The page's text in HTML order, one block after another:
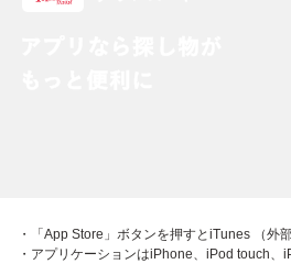
・「App Store」ボタンを押すとiTunes （外
・アプリケーションはiPhone、iPod touch